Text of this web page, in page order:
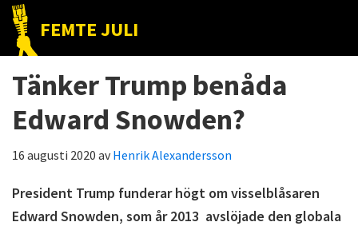
Hoppa
huvudnavigering
Hoppa
huvudinnehåll
Hoppa
det
primära
FEMTE JULI
Nätet
till
folket!
Tänker Trump benåda
Edward Snowden?
16 augusti 2020 avHenrik Alexandersson
President Trump funderar högt om visselblåsaren
Edward Snowden, som år 2013 avslöjade den globala